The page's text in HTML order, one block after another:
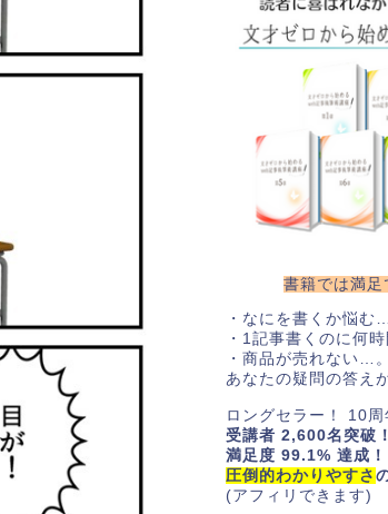
書籍では満足
・なにを書くか悩む…
・1記事書くのに何
・商品が売れない…。
あなたの疑問の答え
ロングセラー！ 10周
受講者 2,600名突破！
満足度 99.1% 達成！
圧倒的わかりやすさ
(アフィリできます)